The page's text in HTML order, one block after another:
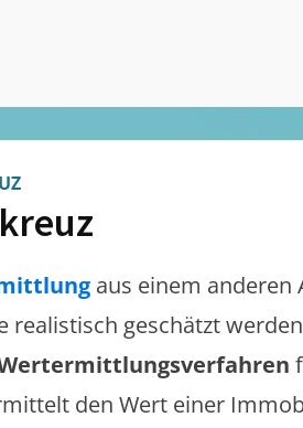
aus einem anderen
realistisch geschätzt
den Wert einer